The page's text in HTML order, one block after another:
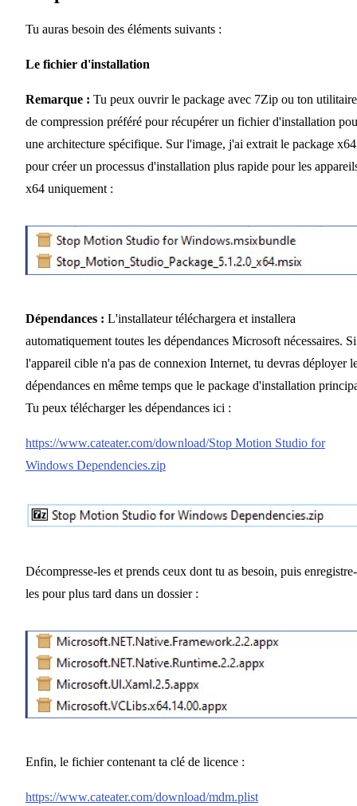
Tu auras besoin des éléments suivants :
Le fichier d'installation
Remarque : Tu peux ouvrir le package avec 7Zip ou ton utilitaire
de compression préféré pour récupérer un fichier d'installation
une architecture spécifique. Sur l'image, j'ai extrait le package x64
pour créer un processus d'installation plus rapide pour les
x64 uniquement :
Dépendances : L'installateur téléchargera et installera
automatiquement toutes les dépendances Microsoft nécessaires. Si
l'appareil cible n'a pas de connexion Internet, tu devras déployer
dépendances en même temps que le package d'installation
Tu peux télécharger les dépendances ici :
https://www.cateater.com/download/Stop Motion Studio for
Windows Dependencies.zip
Décompresse-les et prends ceux dont tu as besoin, puis enregistre-
les pour plus tard dans un dossier :
Enfin, le fichier contenant ta clé de licence :
https://www.cateater.com/download/mdm.plist